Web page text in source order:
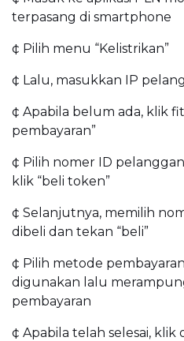
terpasang di smartphone
¢ Pilih menu “Kelistrikan”
¢ Lalu, masukkan IP
¢ Apabila belum ada, klik
pembayaran”
¢ Pilih nomer ID
klik “beli token”
¢ Selanjutnya, memilih
dibeli dan tekan “beli”
¢ Pilih metode
digunakan lalu
pembayaran
¢ Apabila telah selesai, klik